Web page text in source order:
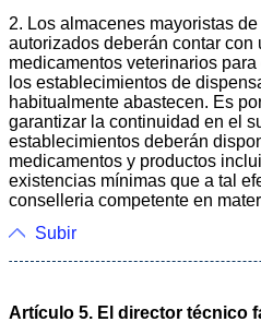
2. Los almacenes mayoristas
autorizados deberán contar con
medicamentos veterinarios
los establecimientos de
habitualmente abastecen. Es
garantizar la continuidad en el
establecimientos deberán
medicamentos y productos
existencias mínimas que a tal
conselleria competente en
Subir
Artículo 5. El director técnico